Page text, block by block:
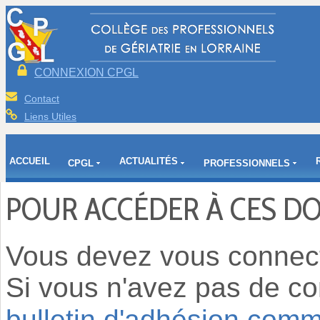
CONNEXION CPGL
Contact
Liens Utiles
ACCUEIL CPGL ACTUALITÉS PROFESSIONNELS
POUR ACCÉDER À CES
Vous devez vous
Si vous n'avez pas de